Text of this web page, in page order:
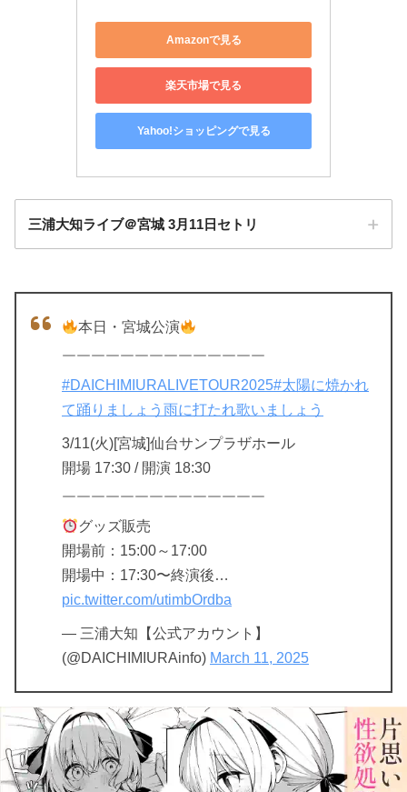
Amazonで見る
楽天市場で見る
Yahoo!ショッピングで見る
三浦大知ライブ＠宮城 3月11日セトリ
本日・宮城公演
￣￣￣￣￣￣￣￣￣￣￣￣￣￣
#DAICHIMIURALIVETOUR2025#太陽に焼かれ
て踊りましょう雨に打たれ歌いましょう
3/11(火)[宮城]仙台サンプラザホール
開場 17:30 / 開演 18:30
￣￣￣￣￣￣￣￣￣￣￣￣￣￣
グッズ販売
開場前：15:00～17:00
開場中：17:30〜終演後…
pic.twitter.com/utimbOrdba
— 三浦大知【公式アカウント】
(@DAICHIMIURAinfo) March 11, 2025